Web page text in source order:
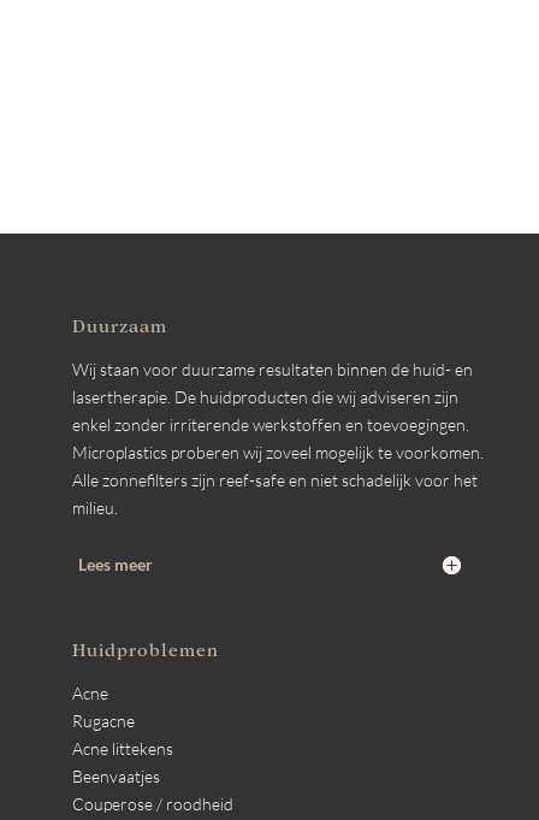
Duurzaam
Wij staan voor duurzame resultaten binnen de huid- en
lasertherapie. De huidproducten die wij adviseren zijn
enkel zonder irriterende werkstoffen en toevoegingen.
Microplastics proberen wij zoveel mogelijk te voorkomen.
Alle zonnefilters zijn reef-safe en niet schadelijk voor het
milieu.
Lees meer
Huidproblemen
Acne
Rugacne
Acne littekens
Beenvaatjes
Couperose / roodheid